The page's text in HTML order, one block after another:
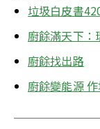
垃圾白皮書
廚餘滿天下：
廚餘找出路
廚餘變能源